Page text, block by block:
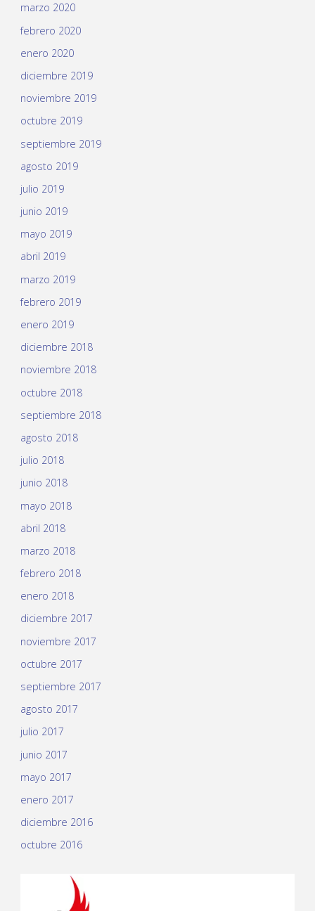
marzo 2020
febrero 2020
enero 2020
diciembre 2019
noviembre 2019
octubre 2019
septiembre 2019
agosto 2019
julio 2019
junio 2019
mayo 2019
abril 2019
marzo 2019
febrero 2019
enero 2019
diciembre 2018
noviembre 2018
octubre 2018
septiembre 2018
agosto 2018
julio 2018
junio 2018
mayo 2018
abril 2018
marzo 2018
febrero 2018
enero 2018
diciembre 2017
noviembre 2017
octubre 2017
septiembre 2017
agosto 2017
julio 2017
junio 2017
mayo 2017
enero 2017
diciembre 2016
octubre 2016